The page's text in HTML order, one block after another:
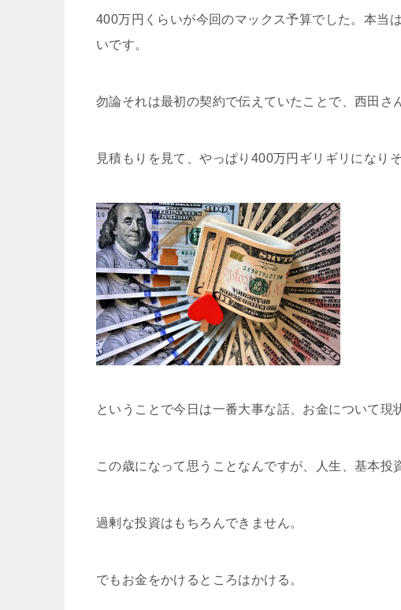
400万円くらいが今回のマックス予算でした。本当
いです。
勿論それは最初の契約で伝えていたことで、西田さ
見積もりを見て、やっぱり 400万円ギリギリになり
ということで今日は一番大事な話、お金について現
この歳になって思うことなんですが、人生、基本投
過剰な投資はもちろんできません。
でもお金をかけるところはかける。